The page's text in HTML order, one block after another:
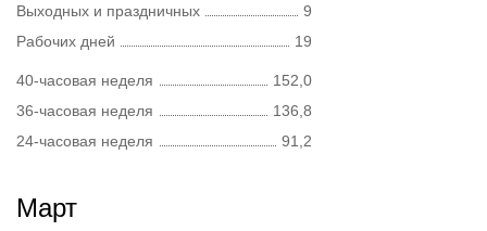
Выходных и праздничных
9
Рабочих дней
19
40-часовая неделя
152,0
36-часовая неделя
136,8
24-часовая неделя
91,2
Март